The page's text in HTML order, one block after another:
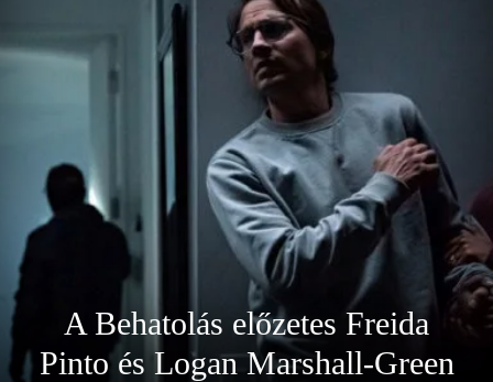
A Behatolás előzetes Freida
Pinto és Logan Marshall-Green